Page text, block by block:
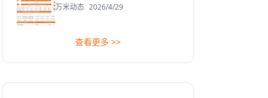
万米动态 2026/4/29
查看更多 >>